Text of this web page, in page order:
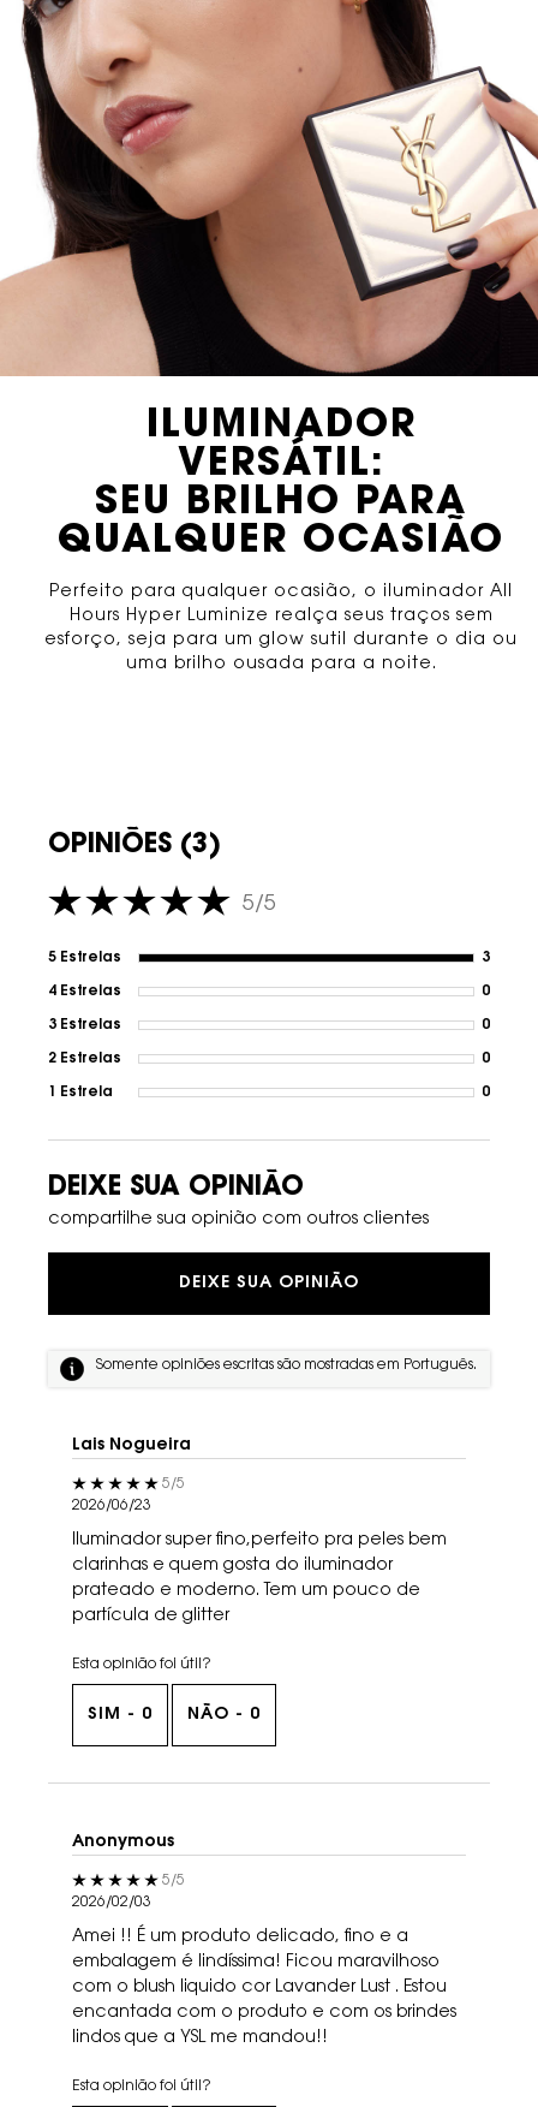
ILUMINADOR
VERSÁTIL:
SEU BRILHO PARA
QUALQUER OCASIÃO
Perfeito para qualquer ocasião, o iluminador All
Hours Hyper Luminize realça seus traços sem
esforço, seja para um glow sutil durante o dia ou
uma brilho ousada para a noite.
OPINIÕES (3)
5 out of 5 stars. 5/5
5 Estrelas 3
4 Estrelas 0
3 Estrelas 0
2 Estrelas 0
1 Estrela 0
DEIXE SUA OPINIÃO
compartilhe sua opinião com outros clientes
DEIXE SUA OPINIÃO
Somente opiniões escritas são mostradas em Português.
Lais Nogueira
5 out of 5 stars.5/5
2026/06/23
Iluminador super fino,perfeito pra peles bem
clarinhas e quem gosta do iluminador
prateado e moderno. Tem um pouco de
partícula de glitter
Esta opinião foi útil?
SIM - 0 NÃO - 0
Anonymous
5 out of 5 stars.5/5
2026/02/03
Amei !! É um produto delicado, fino e a
embalagem é lindíssima! Ficou maravilhoso
com o blush liquido cor Lavander Lust . Estou
encantada com o produto e com os brindes
lindos que a YSL me mandou!!
Esta opinião foi útil?